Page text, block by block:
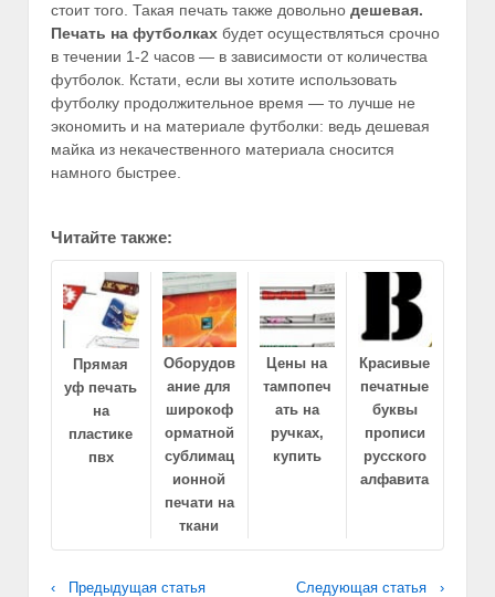
стоит того. Такая печать также довольно дешевая.
Печать на футболках будет осуществляться срочно
в течении 1-2 часов — в зависимости от количества
футболок. Кстати, если вы хотите использовать
футболку продолжительное время — то лучше не
экономить и на материале футболки: ведь дешевая
майка из некачественного материала сносится
намного быстрее.
Читайте также:
Прямая
уф печать
на
пластике
пвх
Оборудов
ание для
широкоф
орматной
сублимац
ионной
печати на
ткани
Цены на
тампопеч
ать на
ручках,
купить
Красивые
печатные
буквы
прописи
русского
алфавита
‹ Предыдущая статья Следующая статья ›